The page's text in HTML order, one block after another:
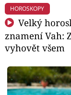
HOROSKOPY
Velký
znamení Vah:
vyhovět všem